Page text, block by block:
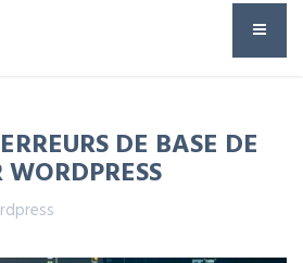
DE BASE DE
WORDPRESS